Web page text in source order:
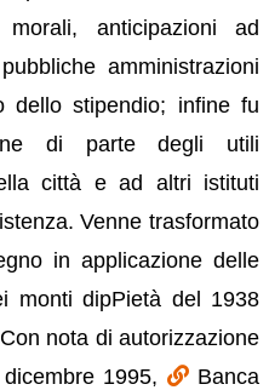
anticipazioni ad
amministrazioni
dello stipendio; infine fu
di parte degli utili
città e ad altri istituti
Venne trasformato
in applicazione delle
monti dipPietà del 1938
nota di autorizzazione
1995,
Banca